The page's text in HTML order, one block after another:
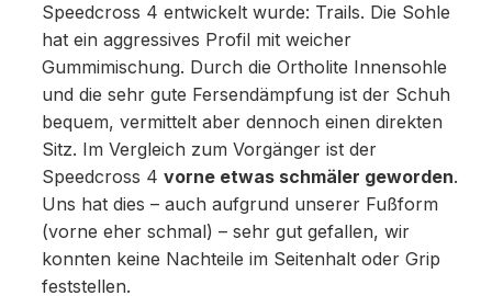
Speedcross 4 entwickelt wurde: Trails. Die Sohle
hat ein aggressives Profil mit weicher
Gummimischung. Durch die Ortholite Innensohle
und die sehr gute Fersendämpfung ist der Schuh
bequem, vermittelt aber dennoch einen direkten
Sitz. Im Vergleich zum Vorgänger ist der
Speedcross 4 vorne etwas schmäler geworden.
Uns hat dies – auch aufgrund unserer Fußform
(vorne eher schmal) – sehr gut gefallen, wir
konnten keine Nachteile im Seitenhalt oder Grip
feststellen.